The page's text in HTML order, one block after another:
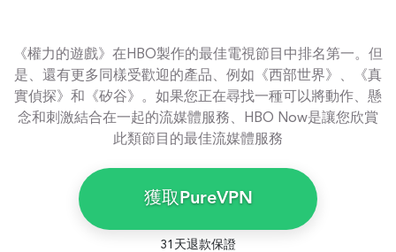
《權力的遊戲》在HBO製作的最佳電視節目中排名第一。但
是、還有更多同樣受歡迎的產品、例如《西部世界》、《真
實偵探》和《矽谷》。如果您正在尋找一種可以將動作、懸
念和刺激結合在一起的流媒體服務、HBO Now是讓您欣賞
此類節目的最佳流媒體服務
獲取PureVPN
31天退款保證